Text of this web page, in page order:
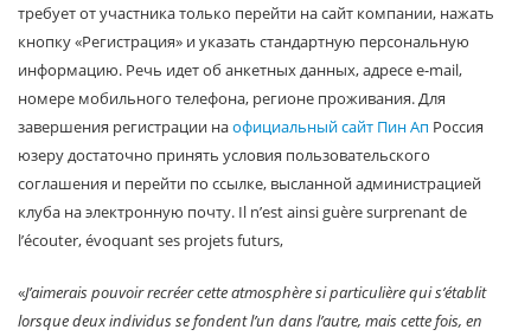
требует от участника только перейти на сайт компании, нажать
кнопку «Регистрация» и указать стандартную персональную
информацию. Речь идет об анкетных данных, адресе e-mail,
номере мобильного телефона, регионе проживания. Для
завершения регистрации наофициальный сайт Пин Ап Россия
юзеру достаточно принять условия пользовательского
соглашения и перейти по ссылке, высланной администрацией
клуба на электронную почту. Il n’est ainsi guère surprenant de
l’écouter, évoquant ses projets futurs,
«J’aimerais pouvoir recréer cette atmosphère si particulière qui s’établit
lorsque deux individus se fondent l’un dans l’autre, mais cette fois, en